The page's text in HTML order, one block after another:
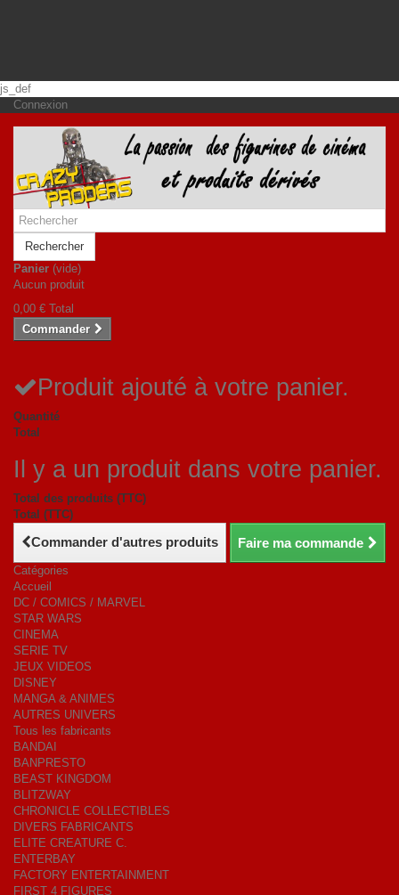
js_def
Connexion
Rechercher
Panier (vide)
Aucun produit
0,00 € Total
Commander
Produit ajouté à votre panier.
Quantité
Total
Il y a un produit dans votre panier.
Total des produits (TTC)
Total (TTC)
Commander d'autres produits Faire ma commande
Catégories
Accueil
DC / COMICS / MARVEL
STAR WARS
CINEMA
SERIE TV
JEUX VIDEOS
DISNEY
MANGA & ANIMES
AUTRES UNIVERS
Tous les fabricants
BANDAI
BANPRESTO
BEAST KINGDOM
BLITZWAY
CHRONICLE COLLECTIBLES
DIVERS FABRICANTS
ELITE CREATURE C.
ENTERBAY
FACTORY ENTERTAINMENT
FIRST 4 FIGURES